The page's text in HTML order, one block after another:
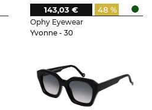
Ophy Eyewear
Yvonne - 30
48 %
143,03 €